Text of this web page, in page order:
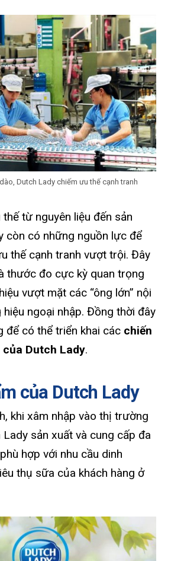
Dutch Lady chiếm ưu thế cạnh tranh
từ nguyên liệu đến sản
còn có những nguồn lực để
thế cạnh tranh vượt trội. Đây
thước đo cực kỳ quan trọng
vượt mặt các “ông lớn” nội
ngoại nhập. Đồng thời đây
để có thể triển khai các chiến
Dutch Lady.
của Dutch Lady
khi xâm nhập vào thị trường
sản xuất và cung cấp đa
hợp với nhu cầu dinh
thụ sữa của khách hàng ở